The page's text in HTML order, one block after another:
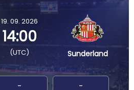
19. 09. 2026
14:00
(UTC) Sunderland
- -